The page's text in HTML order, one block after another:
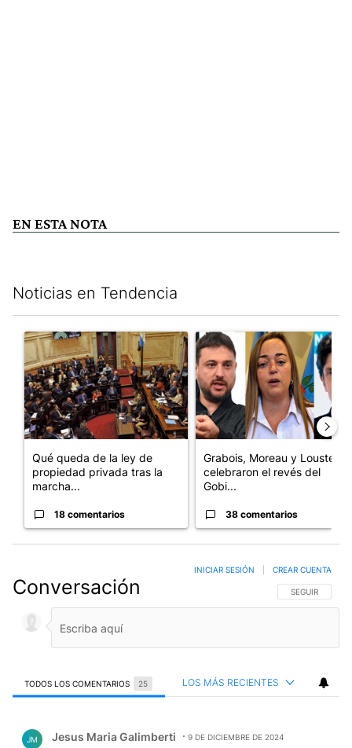
EN ESTA NOTA
Noticias en Tendencia
Un artículo de tendencia con el título "Qué queda de la ley de
Qué queda de la ley de
propiedad privada tras la
marcha...
18 comentarios
Un artículo de tendencia con
Grabois, Moreau y Lousteau
celebraron el revés del
Gobi...
38 comentarios
Conversación SIGA ESTA
SEGUIR
INICIAR SESIÓN CREAR CUENTA
TODOS LOS COMENTARIOS 25 LOS MÁS RECIENTES
JM Jesus Maria Galimberti 9 DE DICIEMBRE DE 2024